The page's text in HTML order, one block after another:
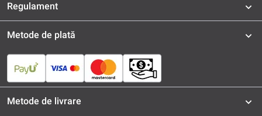
Regulament
Metode de plată
Metode de livrare